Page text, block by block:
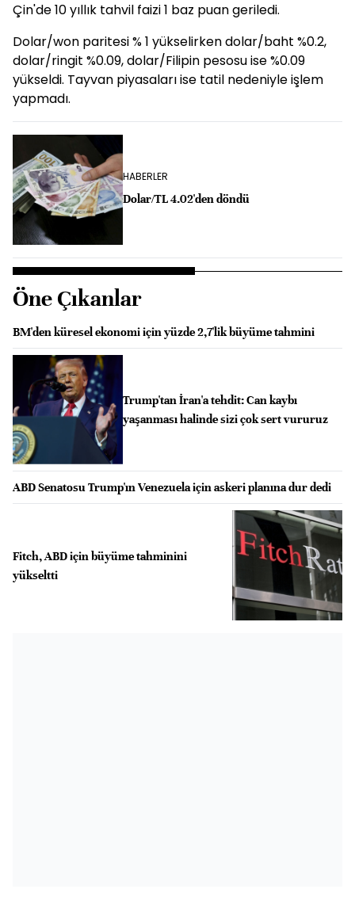
Çin'de 10 yıllık tahvil faizi 1 baz puan geriledi.
Dolar/won paritesi % 1 yükselirken dolar/baht %0.2,
dolar/ringit %0.09, dolar/Filipin pesosu ise %0.09
yükseldi. Tayvan piyasaları ise tatil nedeniyle işlem
yapmadı.
HABERLER
Dolar/TL 4.02'den döndü
Öne Çıkanlar
BM'den küresel ekonomi için yüzde 2,7'lik büyüme tahmini
Trump'tan İran'a tehdit: Can kaybı
yaşanması halinde sizi çok sert vururuz
ABD Senatosu Trump'ın Venezuela için askeri planına dur dedi
Fitch, ABD için büyüme tahminini
yükseltti